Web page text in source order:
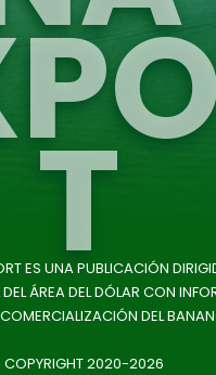
T
ES UNA PUBLICACIÓN
ÁREA DEL DÓLAR CON
DEL
2020-2026